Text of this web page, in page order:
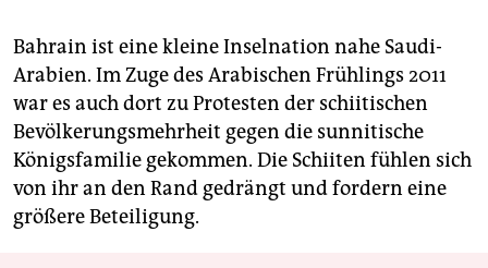
Bahrain ist eine kleine Inselnation nahe Saudi-
Arabien. Im Zuge des Arabischen Frühlings 2011
war es auch dort zu Protesten der schiitischen
Bevölkerungsmehrheit gegen die sunnitische
Königsfamilie gekommen. Die Schiiten fühlen sich
von ihr an den Rand gedrängt und fordern eine
größere Beteiligung.